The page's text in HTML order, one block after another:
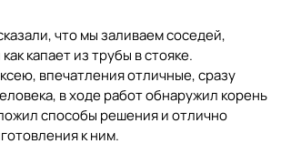
что мы заливаем соседей,
капает из трубы в стояке.
впечатления отличные, сразу
в ходе работ обнаружил корень
способы решения и отлично
к ним.